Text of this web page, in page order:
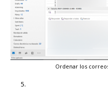
Ordenar los